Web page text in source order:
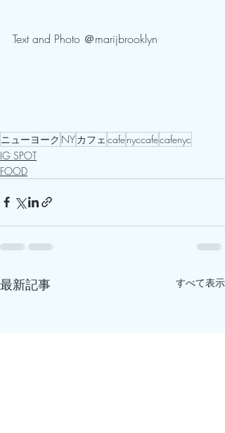
Text and Photo ＠marijbrooklyn
ニューヨーク NYカフェ cafenyccafecafenyc
IG SPOT
FOOD
最新記事 すべて表示